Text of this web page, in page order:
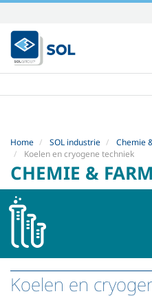
Skip
to
content.
|
to
Home SOL industrie
Chemie
Koelen en cryogene techniek
CHEMIE &
Koelen en